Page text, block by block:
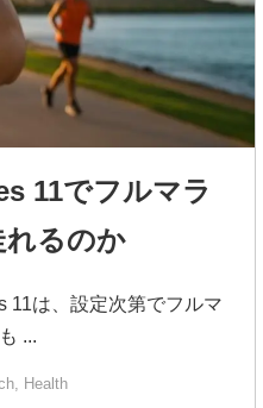
11でフルマラ
れるのか
11は、設定次第でフルマ
...
Health